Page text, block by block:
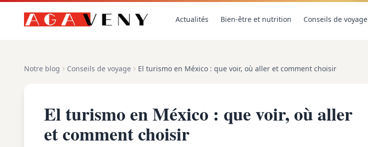
Actualités Bien-être et nutrition Conseils de voyage
Notre blog Conseils de voyage El turismo en México : que voir, où aller et comment choisir
El turismo en México : que voir, où aller
et comment choisir